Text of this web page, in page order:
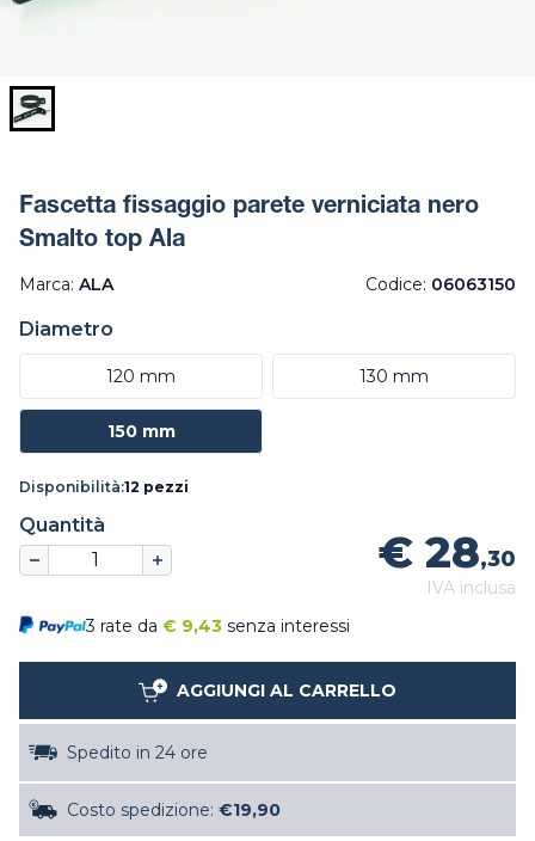
Fascetta fissaggio parete verniciata nero
Smalto top Ala
Marca: ALA Codice: 06063150
Diametro
120 mm 130 mm
150 mm
Disponibilità:12 pezzi
Quantità
€ 28,30
IVA inclusa
3 rate da € 9,43 senza interessi
AGGIUNGI AL CARRELLO
Spedito in 24 ore
Costo spedizione: €19,90